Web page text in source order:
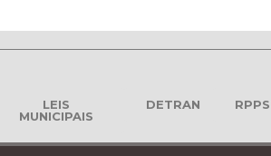
LEIS
MUNICIPAIS
DETRAN RPPS